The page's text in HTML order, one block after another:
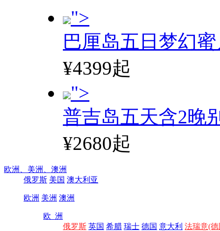
">
巴厘岛五日梦幻
¥4399起
">
普吉岛五天含2晚
¥2680起
欧洲、 美洲、 澳洲
俄罗斯 美国 澳大利亚
欧洲 美洲 澳洲
欧 洲
俄罗斯 英国 希腊 瑞士 德国 意大利 法瑞意(德